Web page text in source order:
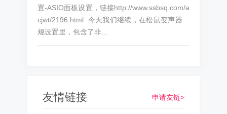
置-ASIO面板设置，链接http://www.ssbsq.com/a
cjwt/2196.html 今天我们继续，在松鼠变声器常
规设置里，包含了非...
友情链接 申请友链>